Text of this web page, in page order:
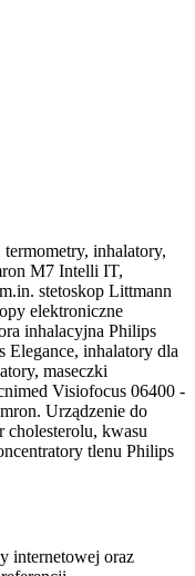
inhalatory,
M7 Intelli IT,
stetoskop Littmann
elektroniczne
inhalacyjna Philips
Elegance, inhalatory dla
maseczki
Visiofocus 06400 -
Urządzenie do
cholesterolu, kwasu
tlenu Philips
internetowej oraz